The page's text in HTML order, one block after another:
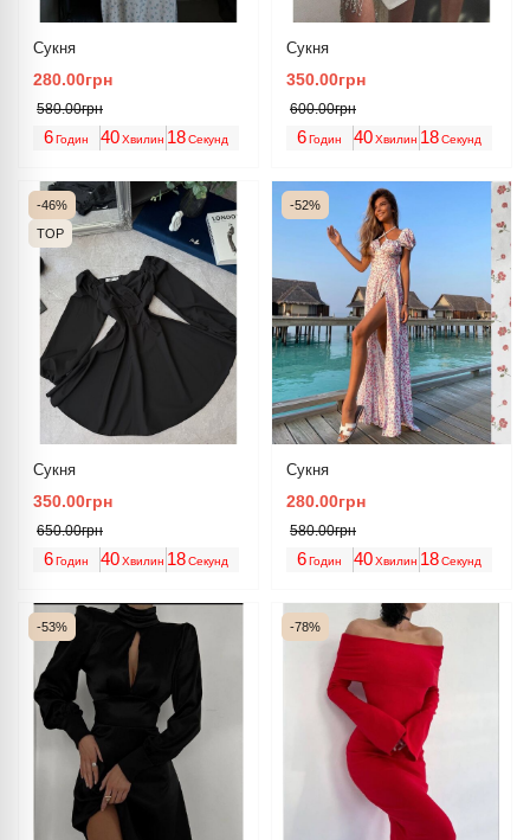
Сукня
280.00грн
580.00грн
6 Годин 40 Хвилин 18Секунд
Сукня
350.00грн
600.00грн
6 Годин 40 Хвилин 18Секунд
-46%
TOP
Сукня
350.00грн
650.00грн
6 Годин 40 Хвилин 18Секунд
-52%
Сукня
280.00грн
580.00грн
6 Годин 40 Хвилин 18Секунд
-53% -78%